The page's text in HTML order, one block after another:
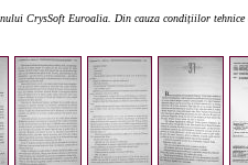
CrysSoft Euroalia. Din cauza condițiilor